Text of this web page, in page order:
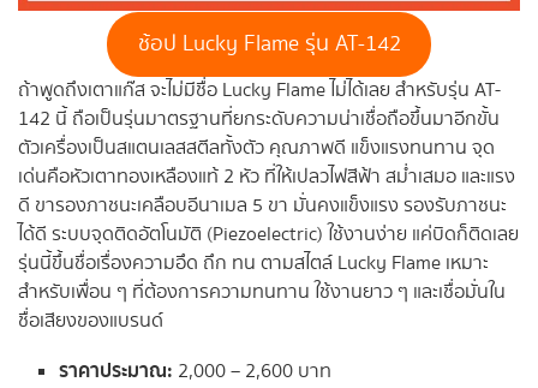
ช้อป Lucky Flame รุ่น AT-142
ถ้าพูดถึงเตาแก๊ส จะไม่มีชื่อ Lucky Flame ไม่ได้เลย สำหรับรุ่น AT-
142 นี้ ถือเป็นรุ่นมาตรฐานที่ยกระดับความน่าเชื่อถือขึ้นมาอีกขั้น
ตัวเครื่องเป็นสแตนเลสสตีลทั้งตัว คุณภาพดี แข็งแรงทนทาน จุด
เด่นคือหัวเตาทองเหลืองแท้ 2 หัว ที่ให้เปลวไฟสีฟ้า สม่ำเสมอ และแรง
ดี ขารองภาชนะเคลือบอีนาเมล 5 ขา มั่นคงแข็งแรง รองรับภาชนะ
ได้ดี ระบบจุดติดอัตโนมัติ (Piezoelectric) ใช้งานง่าย แค่บิดก็ติดเลย
รุ่นนี้ขึ้นชื่อเรื่องความอึด ถึก ทน ตามสไตล์ Lucky Flame เหมาะ
สำหรับเพื่อน ๆ ที่ต้องการความทนทาน ใช้งานยาว ๆ และเชื่อมั่นใน
ชื่อเสียงของแบรนด์
ราคาประมาณ: 2,000 – 2,600 บาท